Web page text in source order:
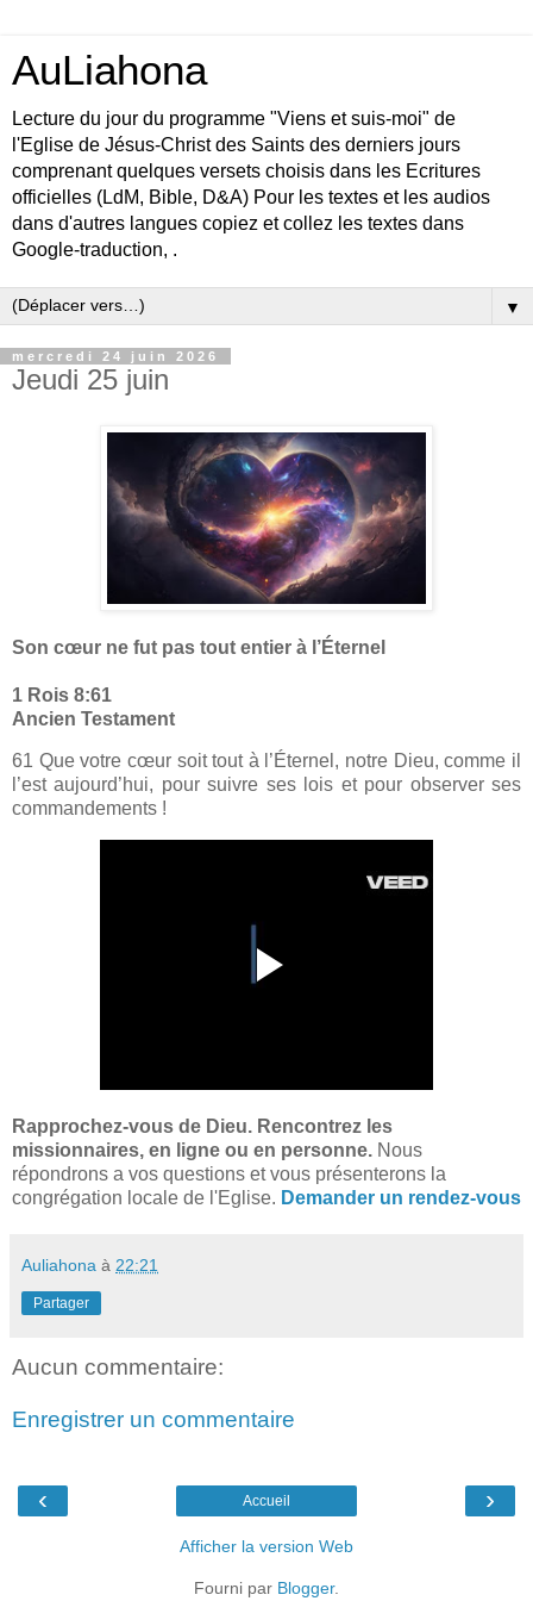
AuLiahona
Lecture du jour du programme "Viens et suis-moi" de
l'Eglise de Jésus-Christ des Saints des derniers jours
comprenant quelques versets choisis dans les Ecritures
officielles (LdM, Bible, D&A) Pour les textes et les audios
dans d'autres langues copiez et collez les textes dans
Google-traduction, .
▼
mercredi 24 juin 2026
Jeudi 25 juin
Son cœur ne fut pas tout entier à l’Éternel
1 Rois 8:61
Ancien Testament
61 Que votre cœur soit tout à l’Éternel, notre Dieu, comme il
l’est aujourd’hui, pour suivre ses lois et pour observer ses
commandements !
Rapprochez-vous de Dieu. Rencontrez les
missionnaires, en ligne ou en personne. Nous
répondrons a vos questions et vous présenterons la
congrégation locale de l'Eglise. Demander un rendez-vous
Auliahona à 22:21
Partager
Aucun commentaire:
Enregistrer un commentaire
‹ ›
Accueil
Afficher la version Web
Fourni par Blogger.